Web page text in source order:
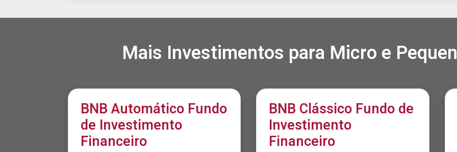
Mais Investimentos para Micro e
BNB Automático Fundo
de Investimento
Financeiro
BNB Clássico Fundo de
Investimento
Financeiro